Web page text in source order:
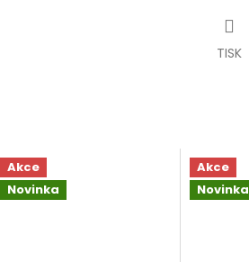
TISK
Akce
Novinka
Akce
Novinka